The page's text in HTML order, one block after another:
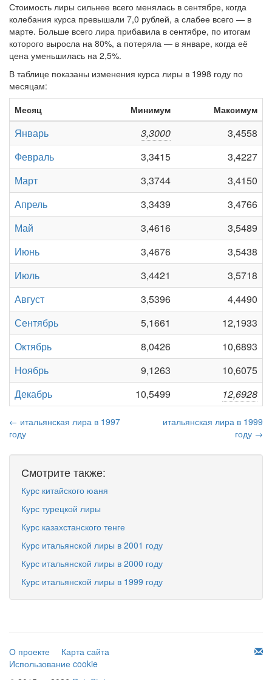
Стоимость лиры сильнее всего менялась в сентябре, когда
колебания курса превышали 7,0 рублей, а слабее всего — в
марте. Больше всего лира прибавила в сентябре, по итогам
которого выросла на 80%, а потеряла — в январе, когда её
цена уменьшилась на 2,5%.
В таблице показаны изменения курса лиры в 1998 году по
месяцам:
Месяц
Минимум Максимум
Январь 3,3000
3,4558
Февраль
3,3415
3,4227
Март
3,3744
3,4150
Апрель
3,3439
3,4766
Май
3,4616
3,5489
Июнь
3,4676
3,5438
Июль
3,4421
3,5718
Август
3,5396
4,4490
Сентябрь
5,1661
12,1933
Октябрь
8,0426
10,6893
Ноябрь
9,1263
10,6075
Декабрь
10,5499 12,6928
← итальянская лира в 1997
году
итальянская лира в 1999
году →
Смотрите также:
Курс китайского юаня
Курс турецкой лиры
Курс казахстанского тенге
Курс итальянской лиры в 2001 году
Курс итальянской лиры в 2000 году
Курс итальянской лиры в 1999 году
О проекте
Карта сайта
Использование cookie